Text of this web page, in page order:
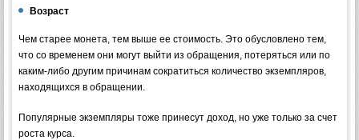
Возраст
Чем старее монета, тем выше ее стоимость. Это обусловлено тем,
что со временем они могут выйти из обращения, потеряться или по
каким-либо другим причинам сократиться количество экземпляров,
находящихся в обращении.
Популярные экземпляры тоже принесут доход, но уже только за счет
роста курса.